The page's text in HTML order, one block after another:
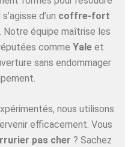
d’un coffre-fort
Notre équipe maîtrise les
comme Yale et
sans endommager
nous utilisons
efficacement. Vous
pas cher ? Sachez